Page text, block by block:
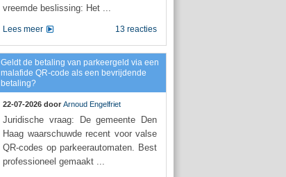
vreemde beslissing: Het ...
13 reacties
Lees meer
Geldt de betaling van parkeergeld via een
malafide QR-code als een bevrijdende
betaling?
22-07-2026 door Arnoud Engelfriet
Juridische vraag: De gemeente Den
Haag waarschuwde recent voor valse
QR-codes op parkeerautomaten. Best
professioneel gemaakt ...